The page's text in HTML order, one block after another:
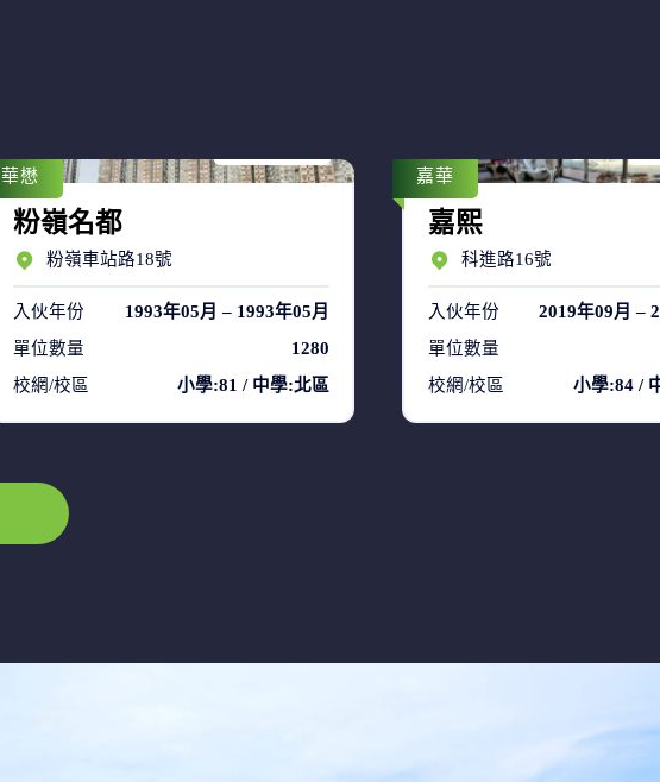
華懋
粉嶺名都
粉嶺車站路18號
入伙年份
1993年05月 – 1993年05月
單位數量
1280
校網/校區
小學:81 / 中學:北區
嘉華
嘉熙
科進路16號
入伙年份
2019年09月 –
單位數量
校網/校區
小學:84 /